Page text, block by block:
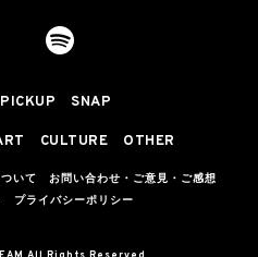
PICKUP SNAP
CULTURE OTHER
いて
お問い合わせ・ご意見・ご感想
プライバシーポリシー